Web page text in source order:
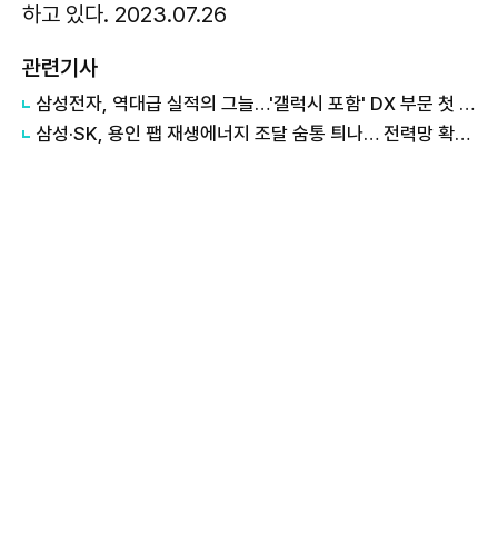
하고 있다. 2023.07.26
관련기사
삼성전자, 역대급 실적의 그늘…'갤럭시 포함' DX 부문 첫 적자
삼성·SK, 용인 팹 재생에너지 조달 숨통 틔나… 전력망 확충에 에너지 리스크 완화 기대